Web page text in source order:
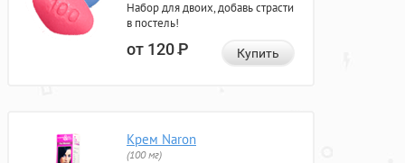
Набор для двоих, добавь страсти
в постель!
от 120Р Купить
Крем Naron
(100 мг)